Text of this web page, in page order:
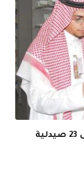
الغذاء والدواء السعودية تفرض غرامات على 23 صيدلية